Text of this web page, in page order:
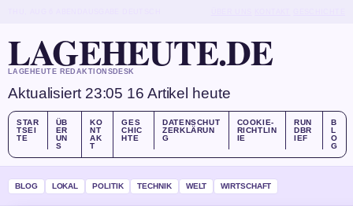
LAGEHEUTE.DE
LAGEHEUTE REDAKTIONSDESK
Aktualisiert 23:05 16 Artikel heute
STAR
TSEI
TE
ÜB
ER
UN
S
KO
NT
AK
T
GES
CHIC
HTE
DATENSCHUT
ZERKLÄRUN
G
COOKIE-
RICHTLIN
IE
RUN
DBR
IEF
B
L
O
G
BLOG LOKAL POLITIK TECHNIK WELT WIRTSCHAFT